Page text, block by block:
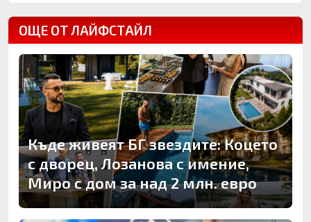
ОЩЕ ОТ ЛАЙФСТАЙЛ
Къде живеят БГ звездите: Коцето
с дворец, Лозанова с имение,
Миро с дом за над 2 млн. евро